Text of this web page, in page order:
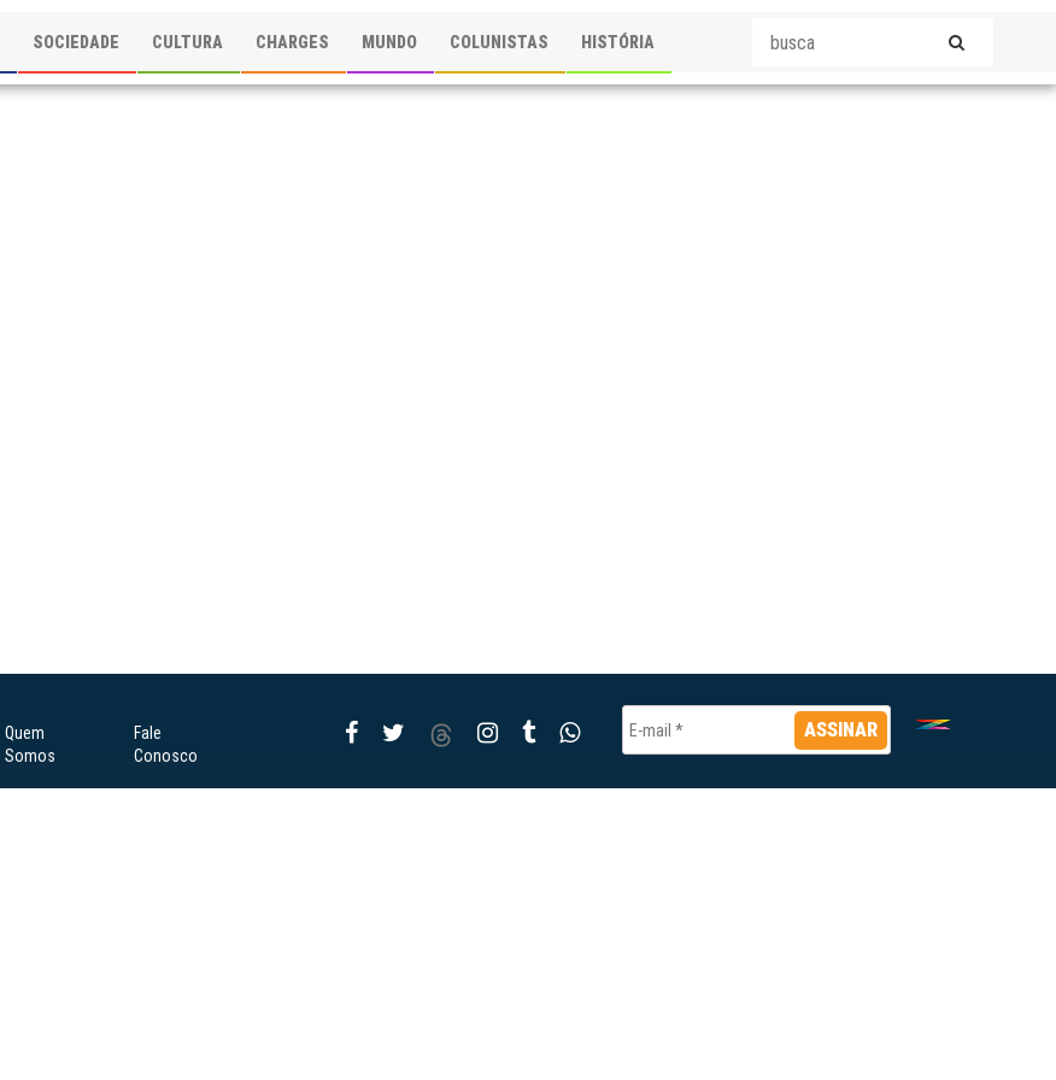
SOCIEDADE CULTURA CHARGES MUNDO COLUNISTAS HISTÓRIA
Quem
Somos
Fale
Conosco